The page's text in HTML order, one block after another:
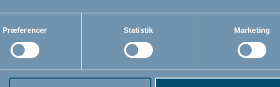
Præferencer Statistik Marketing